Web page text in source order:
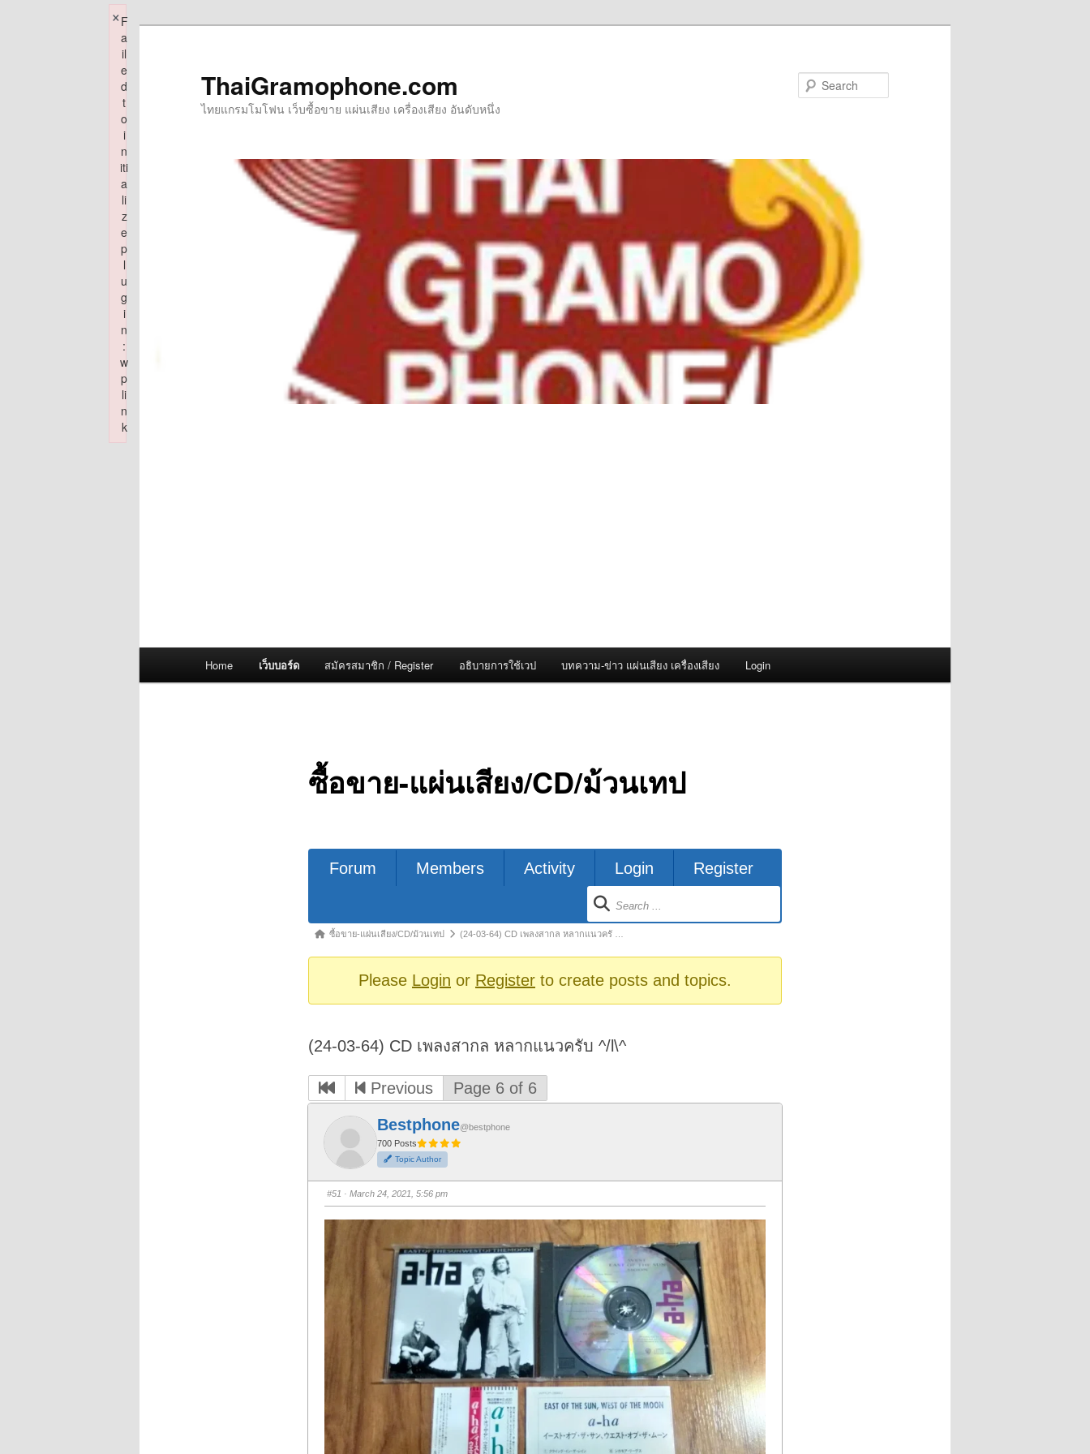
ThaiGramophone.com
ไทยแกรมโมโฟน เว็บซื้อขาย แผ่นเสียง เครื่องเสียง อันดับหนึ่ง
Home เว็บบอร์ด สมัครสมาชิก / Register อธิบายการใช้เวป บทความ-ข่าว แผ่นเสียง เครื่องเสียง Login
ซื้อขาย-แผ่นเสียง/CD/ม้วนเทป
Forum
Forum Members Activity Login Register
Forum
breadcrumbs
here:
ซื้อขาย-แผ่นเสียง/CD/ม้วนเทป (24-03-64) CD เพลงสากล หลากแนวครั …
Please Login or Registerto create posts and topics.
(24-03-64) CD เพลงสากล หลากแนวครับ ^/l\^
Previous Page 6 of 6
Bestphone@bestphone
700 Posts
Topic Author
#51 · March 24, 2021, 5:56 pm
F
a
il
e
d
t
o
i
n
iti
a
li
z
e
p
l
u
g
i
n
:
w
p
li
n
k
×